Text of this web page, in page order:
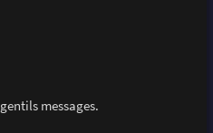
messages.